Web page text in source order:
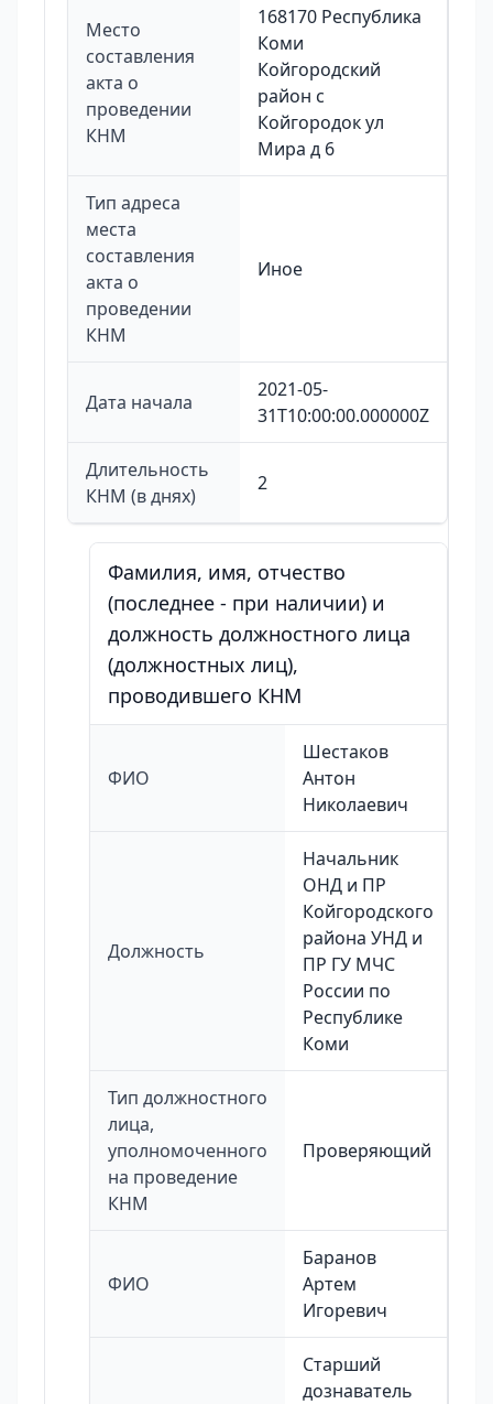
Место
составления
акта о
проведении
КНМ
168170 Республика
Коми
Койгородский
район с
Койгородок ул
Мира д 6
Тип адреса
места
составления
акта о
проведении
КНМ
Иное
Дата начала
2021-05-
31T10:00:00.000000Z
Длительность
КНМ (в днях)
2
Фамилия, имя, отчество
(последнее - при наличии) и
должность должностного лица
(должностных лиц),
проводившего КНМ
ФИО
Шестаков
Антон
Николаевич
Должность
Начальник
ОНД и ПР
Койгородского
района УНД и
ПР ГУ МЧС
России по
Республике
Коми
Тип должностного
лица,
уполномоченного
на проведение
КНМ
Проверяющий
ФИО
Баранов
Артем
Игоревич
Старший
дознаватель